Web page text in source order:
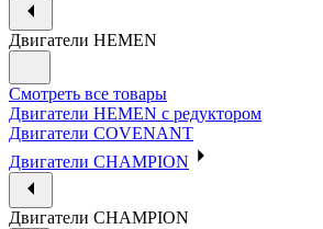
Двигатели HEMEN
Смотреть все товары
Двигатели HEMEN с редуктором
Двигатели COVENANT
Двигатели CHAMPION
Двигатели CHAMPION